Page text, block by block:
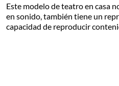
Este modelo de teatro en casa
en sonido, también tiene un
capacidad de reproducir